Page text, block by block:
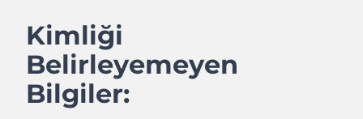
Kimliği
Belirleyemeyen
Bilgiler: